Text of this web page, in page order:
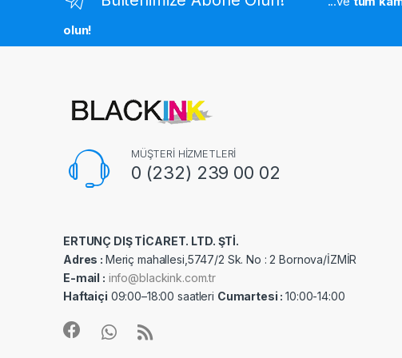
olun!
MÜŞTERİ HİZMETLERİ
0 (232) 239 00 02
ERTUNÇ DIŞ TİCARET. LTD. ŞTİ.
Adres : Meriç mahallesi,5747/2 Sk. No : 2 Bornova/İZMİR
E-mail : info@blackink.com.tr
Haftaiçi 09:00–18:00 saatleri Cumartesi :10:00-14:00